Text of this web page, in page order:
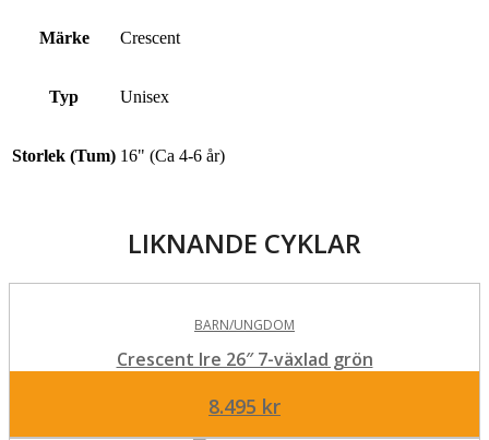
Märke Crescent
Typ Unisex
Storlek (Tum) 16" (Ca 4-6 år)
LIKNANDE CYKLAR
BARN/UNGDOM
Crescent Ire 26″ 7-växlad grön
8.495 kr